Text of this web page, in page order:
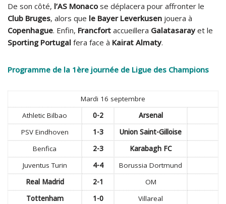
De son côté, l’AS Monacose déplacera pour affronter le
Club Bruges, alors que le Bayer Leverkusen jouera à
Copenhague. Enfin, Francfort accueillera Galatasarayet le
Sporting Portugal fera face à Kairat Almaty.
Programme de la 1ère journée de Ligue des Champions
Mardi 16 septembre
Athletic Bilbao
0-2
Arsenal
PSV Eindhoven
1-3
Union Saint-Gilloise
Benfica
2-3
Karabagh FC
Juventus Turin
4-4
Borussia Dortmund
Real Madrid
2-1
OM
Tottenham
1-0
Villareal